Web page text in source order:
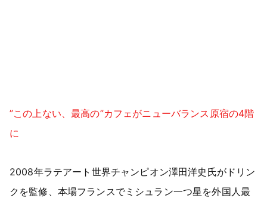
”この上ない、最高の”カフェがニューバランス原宿の4階
に
2008年ラテアート世界チャンピオン澤田洋史氏がドリン
クを監修、本場フランスでミシュラン一つ星を外国人最